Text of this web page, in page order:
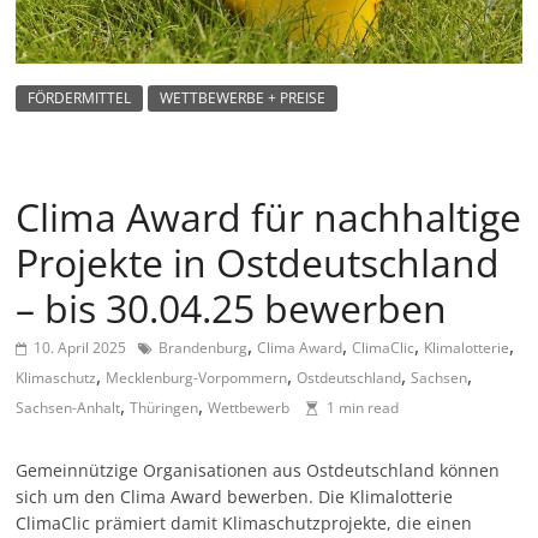
m
a
g
n
f
S
o
i
a
l
FÖRDERMITTEL WETTBEWERBE + PREISE
Clima Award für nachhaltige
Projekte in Ostdeutschland
– bis 30.04.25 bewerben
10. April 2025 Brandenburg,Clima Award,ClimaClic, Klimalotterie,
Klimaschutz, Mecklenburg-Vorpommern,Ostdeutschland,Sachsen,
Sachsen-Anhalt,Thüringen,Wettbewerb 1 min read
Gemeinnützige Organisationen aus Ostdeutschland können
sich um den Clima Award bewerben. Die Klimalotterie
ClimaClic prämiert damit Klimaschutzprojekte, die einen